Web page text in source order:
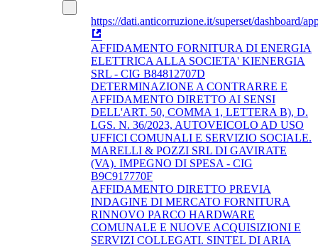
https://dati.anticorruzione.it/superset/dashboard/
AFFIDAMENTO FORNITURA DI ENERGIA
ELETTRICA ALLA SOCIETA' KIENERGIA
SRL - CIG B84812707D
DETERMINAZIONE A CONTRARRE E
AFFIDAMENTO DIRETTO AI SENSI
DELL'ART. 50, COMMA 1, LETTERA B), D.
LGS. N. 36/2023, AUTOVEICOLO AD USO
UFFICI COMUNALI E SERVIZIO SOCIALE.
MARELLI & POZZI SRL DI GAVIRATE
(VA). IMPEGNO DI SPESA - CIG
B9C917770F
AFFIDAMENTO DIRETTO PREVIA
INDAGINE DI MERCATO FORNITURA
RINNOVO PARCO HARDWARE
COMUNALE E NUOVE ACQUISIZIONI E
SERVIZI COLLEGATI. SINTEL DI ARIA